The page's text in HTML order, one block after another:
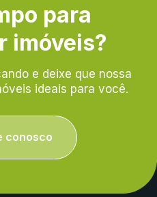
para
imóveis?
e deixe que nossa
ideais para você.
conosco